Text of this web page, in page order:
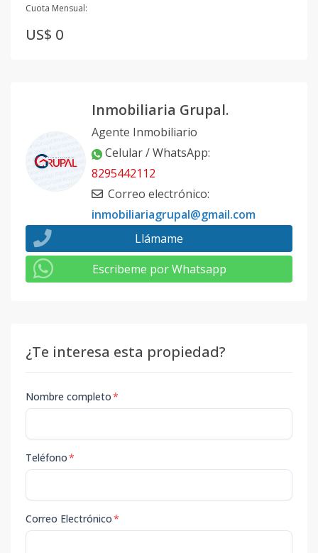
Cuota Mensual:
US$ 0
Inmobiliaria Grupal.
Agente Inmobiliario
Celular / WhatsApp:
8295442112
Correo electrónico:
inmobiliariagrupal@gmail.com
Llámame
Escribeme por Whatsapp
¿Te interesa esta propiedad?
Nombre completo*
Teléfono*
Correo Electrónico*